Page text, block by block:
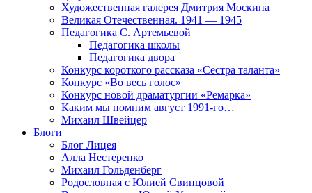
Художественная галерея Дмитрия Москина
Великая Отечественная. 1941 — 1945
Педагогика С. Артемьевой
Педагогика школы
Педагогика двора
Конкурс короткого рассказа «Сестра таланта»
Конкурс «Во весь голос»
Конкурс новой драматургии «Ремарка»
Каким мы помним август 1991-го…
Михаил Швейцер
Блоги
Блог Лицея
Алла Нестеренко
Михаил Гольденберг
Родословная с Юлией Свинцовой